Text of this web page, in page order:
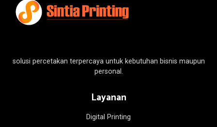
solusi percetakan terpercaya untuk kebutuhan bisnis maupun
personal.
Layanan
Digital Printing